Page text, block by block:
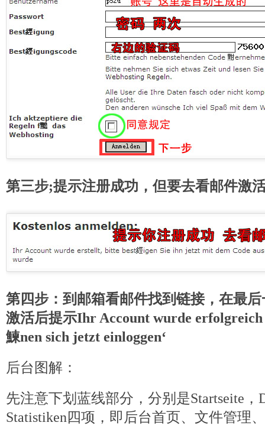
第三步;提示注册成功，但要去看邮件激
第四步：到邮箱看邮件找到链接，在最
激活后提示Ihr Account wurde erfolgreich
鰊nen sich jetzt einloggen‘
后台图解：
先注意下划蓝线部分，分别是Startseite，
Statistiken四项，即后台首页、文件管理